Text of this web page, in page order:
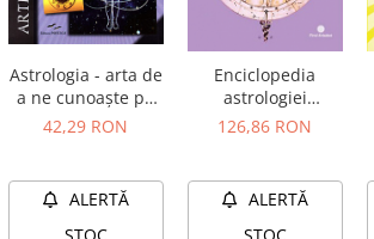
Astrologia - arta de
a ne cunoaşte pe
noi înşine
42,29 RON
ALERTĂ
Enciclopedia
astrologiei
medicale
126,86 RON
ALERTĂ